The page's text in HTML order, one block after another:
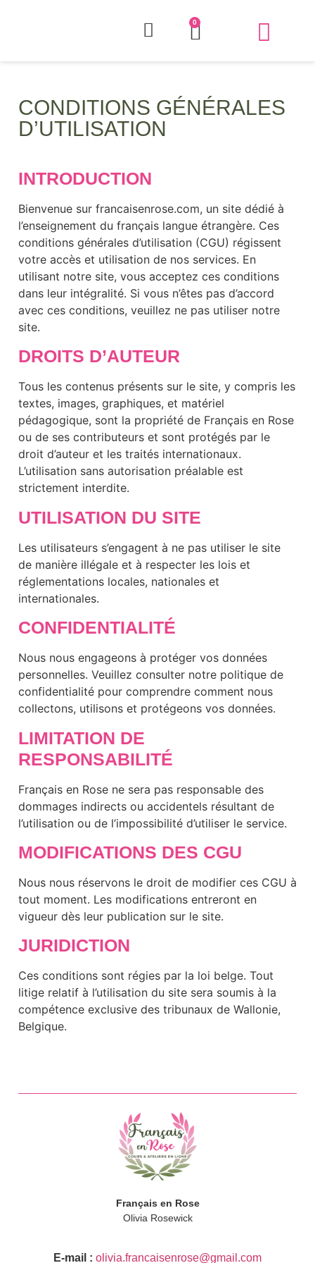
0
CONDITIONS GÉNÉRALES
D’UTILISATION
INTRODUCTION
Bienvenue sur francaisenrose.com, un site dédié à
l’enseignement du français langue étrangère. Ces
conditions générales d’utilisation (CGU) régissent
votre accès et utilisation de nos services. En
utilisant notre site, vous acceptez ces conditions
dans leur intégralité. Si vous n’êtes pas d’accord
avec ces conditions, veuillez ne pas utiliser notre
site.
DROITS D’AUTEUR
Tous les contenus présents sur le site, y compris les
textes, images, graphiques, et matériel
pédagogique, sont la propriété de Français en Rose
ou de ses contributeurs et sont protégés par le
droit d’auteur et les traités internationaux.
L’utilisation sans autorisation préalable est
strictement interdite.
UTILISATION DU SITE
Les utilisateurs s’engagent à ne pas utiliser le site
de manière illégale et à respecter les lois et
réglementations locales, nationales et
internationales.
CONFIDENTIALITÉ
Nous nous engageons à protéger vos données
personnelles. Veuillez consulter notre politique de
confidentialité pour comprendre comment nous
collectons, utilisons et protégeons vos données.
LIMITATION DE
RESPONSABILITÉ
Français en Rose ne sera pas responsable des
dommages indirects ou accidentels résultant de
l’utilisation ou de l’impossibilité d’utiliser le service.
MODIFICATIONS DES CGU
Nous nous réservons le droit de modifier ces CGU à
tout moment. Les modifications entreront en
vigueur dès leur publication sur le site.
JURIDICTION
Ces conditions sont régies par la loi belge. Tout
litige relatif à l’utilisation du site sera soumis à la
compétence exclusive des tribunaux de Wallonie,
Belgique.
Français en Rose
Olivia Rosewick
E-mail : olivia.francaisenrose@gmail.com